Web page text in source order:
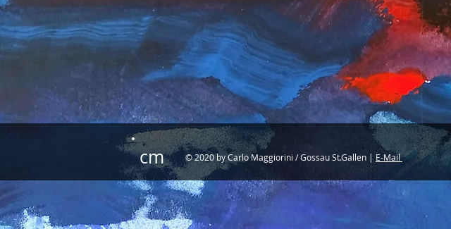
cm © 2020 by Carlo Maggiorini / Gossau St.Gallen | E-Mail